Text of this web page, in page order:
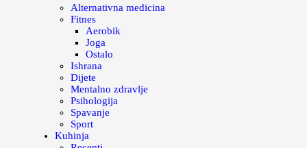
Alternativna medicina
Fitnes
Aerobik
Joga
Ostalo
Ishrana
Dijete
Mentalno zdravlje
Psihologija
Spavanje
Sport
Kuhinja